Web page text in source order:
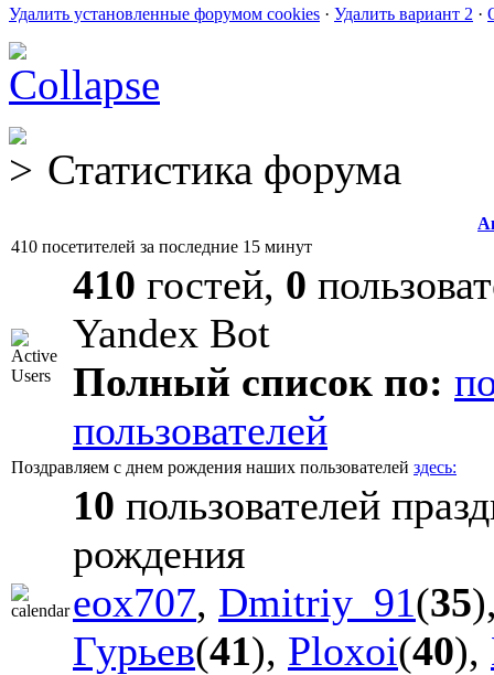
Удалить установленные форумом cookies · Удалить вариант 2 ·
Статистика форума
410 посетителей за последние 15 минут
410 гостей, 0
Yandex Bot
Полный список по:
пользователей
Поздравляем с днем рождения наших пользователей здесь:
10 пользователей
рождения
eox707, Dmitriy_91(35
Гурьев(41), Ploxoi(40),